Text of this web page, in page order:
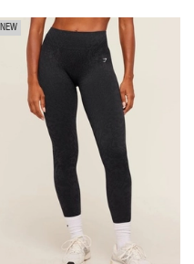
NEW